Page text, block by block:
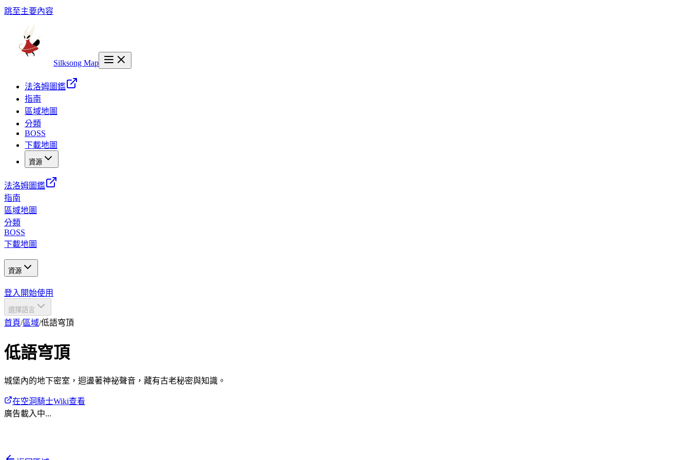
跳至主要內容
Silksong Map
法洛姆圖鑑
指南
區域地圖
分類
BOSS
下載地圖
資源
法洛姆圖鑑
指南
區域地圖
分類
BOSS
下載地圖
資源
登入開始使用
選擇語言
首頁/區域/低語穹頂
低語穹頂
城堡內的地下密室，迴盪著神祕聲音，藏有古老秘密與知識。
在空洞騎士Wiki查看
廣告載入中...